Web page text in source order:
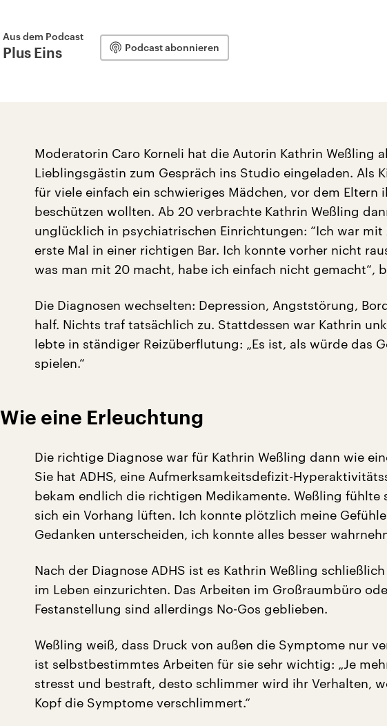
Aus dem Podcast
Plus Eins Podcast abonnieren
Moderatorin Caro Korneli hat die Autorin Kathrin Weßling
Lieblingsgästin zum Gespräch ins Studio eingeladen. Als
für viele einfach ein schwieriges Mädchen, vor dem Eltern
beschützen wollten. Ab 20 verbrachte Kathrin Weßling
unglücklich in psychiatrischen Einrichtungen: “Ich war mit
erste Mal in einer richtigen Bar. Ich konnte vorher nicht
was man mit 20 macht, habe ich einfach nicht gemacht“,
Die Diagnosen wechselten: Depression, Angststörung,
half. Nichts traf tatsächlich zu. Stattdessen war Kathrin
lebte in ständiger Reizüberflutung: „Es ist, als würde das
spielen.“
Wie eine Erleuchtung
Die richtige Diagnose war für Kathrin Weßling dann wie
Sie hat ADHS, eine Aufmerksamkeitsdefizit-
bekam endlich die richtigen Medikamente. Weßling fühlte
sich ein Vorhang lüften. Ich konnte plötzlich meine
Gedanken unterscheiden, ich konnte alles besser
Nach der Diagnose ADHS ist es Kathrin Weßling
im Leben einzurichten. Das Arbeiten im Großraumbüro
Festanstellung sind allerdings No-Gos geblieben.
Weßling weiß, dass Druck von außen die Symptome nur
ist selbstbestimmtes Arbeiten für sie sehr wichtig: „Je
stresst und bestraft, desto schlimmer wird ihr Verhalten,
Kopf die Symptome verschlimmert.“